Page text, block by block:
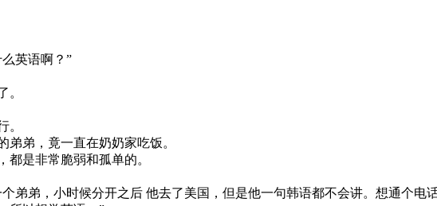
英语啊？”
。
。
弟，竟一直在奶奶家吃饭。
是非常脆弱和孤单的。
弟弟，小时候分开之后 他去了美国，但是他一句韩语都不会讲。想通个